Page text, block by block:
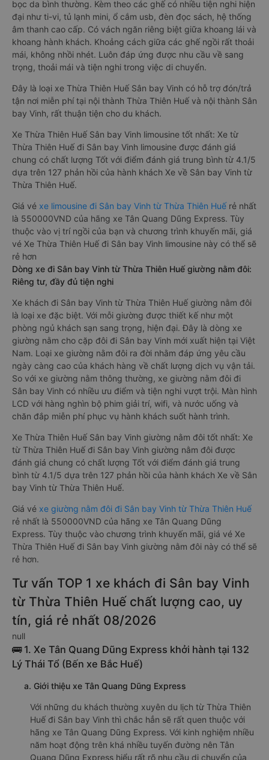
bọc da bình thường. Kèm theo các ghế có nhiều tiện nghi hiện
đại như ti-vi, tủ lạnh mini, ổ cắm usb, đèn đọc sách, hệ thống
âm thanh cao cấp. Có vách ngăn riêng biệt giữa khoang lái và
khoang hành khách. Khoảng cách giữa các ghế ngồi rất thoải
mái, không nhồi nhét. Luôn đáp ứng được nhu cầu về sang
trọng, thoải mái và tiện nghi trong việc di chuyển.
Đây là loại xe Thừa Thiên Huế Sân bay Vinh có hỗ trợ đón/trả
tận nơi miễn phí tại nội thành Thừa Thiên Huế và nội thành Sân
bay Vinh, rất thuận tiện cho du khách.
Xe Thừa Thiên Huế Sân bay Vinh limousine tốt nhất: Xe từ
Thừa Thiên Huế đi Sân bay Vinh limousine được đánh giá
chung có chất lượng Tốt với điểm đánh giá trung bình từ 4.1/5
dựa trên 127 phản hồi của hành khách Xe về Sân bay Vinh từ
Thừa Thiên Huế.
Giá vé xe limousine đi Sân bay Vinh từ Thừa Thiên Huếrẻ nhất
là 550000VND của hãng xe Tân Quang Dũng Express. Tùy
thuộc vào vị trí ngồi của bạn và chương trình khuyến mãi, giá
vé Xe Thừa Thiên Huế đi Sân bay Vinh limousine này có thể sẽ
rẻ hơn
Dòng xe đi Sân bay Vinh từ Thừa Thiên Huế giường nằm đôi:
Riêng tư, đầy đủ tiện nghi
Xe khách đi Sân bay Vinh từ Thừa Thiên Huế giường nằm đôi
là loại xe đặc biệt. Với mỗi giường được thiết kế như một
phòng ngủ khách sạn sang trọng, hiện đại. Đây là dòng xe
giường nằm cho cặp đôi đi Sân bay Vinh mới xuất hiện tại Việt
Nam. Loại xe giường nằm đôi ra đời nhằm đáp ứng yêu cầu
ngày càng cao của khách hàng về chất lượng dịch vụ vận tải.
So với xe giường nằm thông thường, xe giường nằm đôi đi
Sân bay Vinh có nhiều ưu điểm và tiện nghi vượt trội. Màn hình
LCD với hàng nghìn bộ phim giải trí, wifi, và nước uống và
chăn đắp miễn phí phục vụ hành khách suốt hành trình.
Xe Thừa Thiên Huế Sân bay Vinh giường nằm đôi tốt nhất: Xe
từ Thừa Thiên Huế đi Sân bay Vinh giường nằm đôi được
đánh giá chung có chất lượng Tốt với điểm đánh giá trung
bình từ 4.1/5 dựa trên 127 phản hồi của hành khách Xe về Sân
bay Vinh từ Thừa Thiên Huế.
Giá vé xe giường nằm đôi đi Sân bay Vinh từ Thừa Thiên Huế
rẻ nhất là 550000VND của hãng xe Tân Quang Dũng
Express. Tùy thuộc vào chương trình khuyến mãi, giá vé Xe
Thừa Thiên Huế đi Sân bay Vinh giường nằm đôi này có thể sẽ
rẻ hơn.
Tư vấn TOP 1 xe khách đi Sân bay Vinh
từ Thừa Thiên Huế chất lượng cao, uy
tín, giá rẻ nhất 08/2026
null
🚌 1. Xe Tân Quang Dũng Express khởi hành tại 132
Lý Thái Tổ (Bến xe Bắc Huế)
a. Giới thiệu xe Tân Quang Dũng Express
Với những du khách thường xuyên du lịch từ Thừa Thiên
Huế đi Sân bay Vinh thì chắc hẳn sẽ rất quen thuộc với
hãng xe Tân Quang Dũng Express. Với kinh nghiệm nhiều
năm hoạt động trên khá nhiều tuyến đường nên Tân
Quang Dũng Express hiểu rất rõ nhu cầu di chuyển của